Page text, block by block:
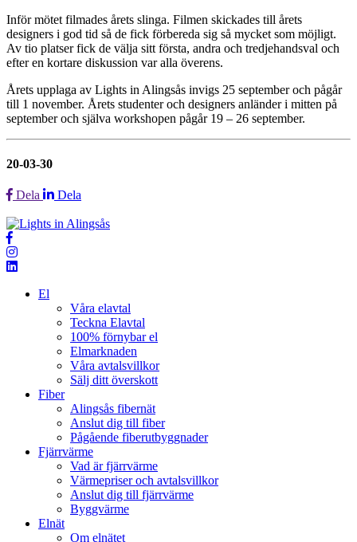
Inför mötet filmades årets slinga. Filmen skickades till årets
designers i god tid så de fick förbereda sig så mycket som möjligt.
Av tio platser fick de välja sitt första, andra och tredjehandsval och
efter en kortare diskussion var alla överens.
Årets upplaga av Lights in Alingsås invigs 25 september och pågår
till 1 november. Årets studenter och designers anländer i mitten på
september och själva workshopen pågår 19 – 26 september.
20-03-30
Dela Dela
El
Våra elavtal
Teckna Elavtal
100% förnybar el
Elmarknaden
Våra avtalsvillkor
Sälj ditt överskott
Fiber
Alingsås fibernät
Anslut dig till fiber
Pågående fiberutbyggnader
Fjärrvärme
Vad är fjärrvärme
Värmepriser och avtalsvillkor
Anslut dig till fjärrvärme
Byggvärme
Elnät
Om elnätet